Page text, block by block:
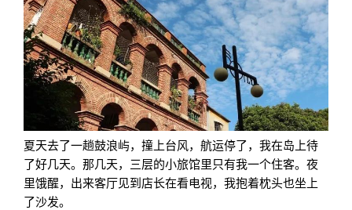
夏天去了一趟鼓浪屿，撞上台风，航运停了，我在岛上待
了好几天。那几天，三层的小旅馆里只有我一个住客。夜
里饿醒，出来客厅见到店长在看电视，我抱着枕头也坐上
了沙发。